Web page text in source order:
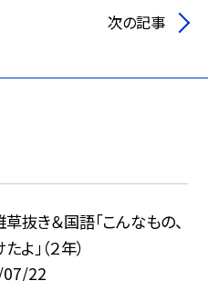
次の記事
抜き＆国語「こんなもの、
よ」（２年）
22